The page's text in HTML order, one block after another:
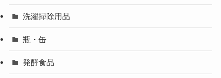
洗濯掃除用品
瓶・缶
発酵食品